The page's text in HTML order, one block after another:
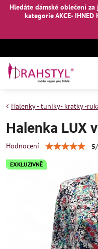
Hledáte dámské oblečení
kategorie AKCE- IHNED
EXKLUZIVNĚ
Halenky - tuniky- kratky -
Halenka LUX
Hodnocení 5/